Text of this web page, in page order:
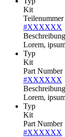
Kit
Teilenummer
#XXXXXX
Beschreibung
Lorem,
Typ
Kit
Part Number
#XXXXXX
Beschreibung
Lorem,
Typ
Kit
Part Number
#XXXXXX